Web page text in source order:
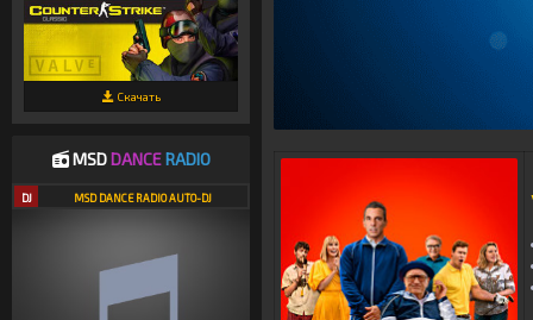
Скачать
MSDDANCE RADIO
DJ MSD DANCE RADIO AUTO-DJ